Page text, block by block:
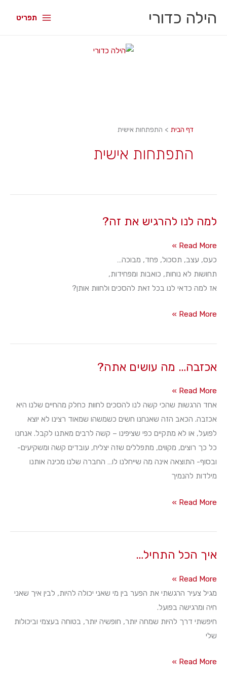
הילה כדורי תפריט
דף הבית התפתחות אישית
התפתחות אישית
למה לנו להרגיש את זה?
למה
לנו
להרגיש
את
Read More »
כעס, עצב, תסכול, פחד, מבוכה…
תחושות לא נוחות, כואבות ומפחידות,
אז למה כדאי לנו בכל זאת להסכים ולחוות אותן?
למה
להרגיש
זה?
Read More »
אכזבה… מה עושים אתה?
אכזבה…
מה
עושים
אתה?
Read More »
אחד הרגשות שהכי קשה לנו להסכים לחוות כחלק מהחיים שלנו היא
אכזבה. הכאב הזה שאנחנו חשים כשמשהו שמאוד רצינו לא יוצא
לפועל, או לא מתקיים כפי שציפינו – קשה לרבים מאתנו לקבל. אנחנו
כל כך רוצים, מקווים, מתפללים שזה יצליח, עובדים קשה ומשקיעים-
ובסוף- התוצאה אינה מה שייחלנו לו… החברה שלנו מכינה אותנו
מילדות להנמיך
אכזבה…
עושים
Read More »
איך הכל התחיל…
איך
הכל
התחיל…
Read More »
מגיל צעיר הרגשתי את הפער בין מי שאני יכולה להיות, לבין איך שאני
חיה ומרגישה בפועל.
חיפשתי דרך להיות שמחה יותר, חופשיה יותר, בטוחה בעצמי וביכולות
שלי
איך
Read More »